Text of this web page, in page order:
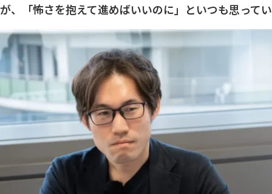
が、「怖さを抱えて進めばいいのに」といつも思って